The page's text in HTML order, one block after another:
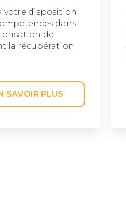
votre disposition
dans
de
la récupération
SAVOIR PLUS